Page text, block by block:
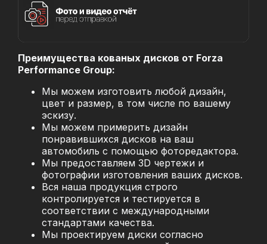
Преимущества кованых дисков от Forza
Performance Group:
Мы можем изготовить любой дизайн,
цвет и размер, в том числе по вашему
эскизу.
Мы можем примерить дизайн
понравившихся дисков на ваш
автомобиль с помощью фоторедактора.
Мы предоставляем 3D чертежи и
фотографии изготовления ваших дисков.
Вся наша продукция строго
контролируется и тестируется в
соответствии с международными
стандартами качества.
Мы проектируем диски согласно